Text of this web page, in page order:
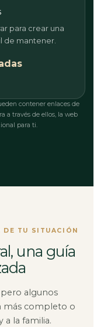
para crear una
de mantener.
contener enlaces de
a través de ellos, la web
para ti.
DE TU SITUACIÓN
una guía
algunos
más completo o
a la familia.